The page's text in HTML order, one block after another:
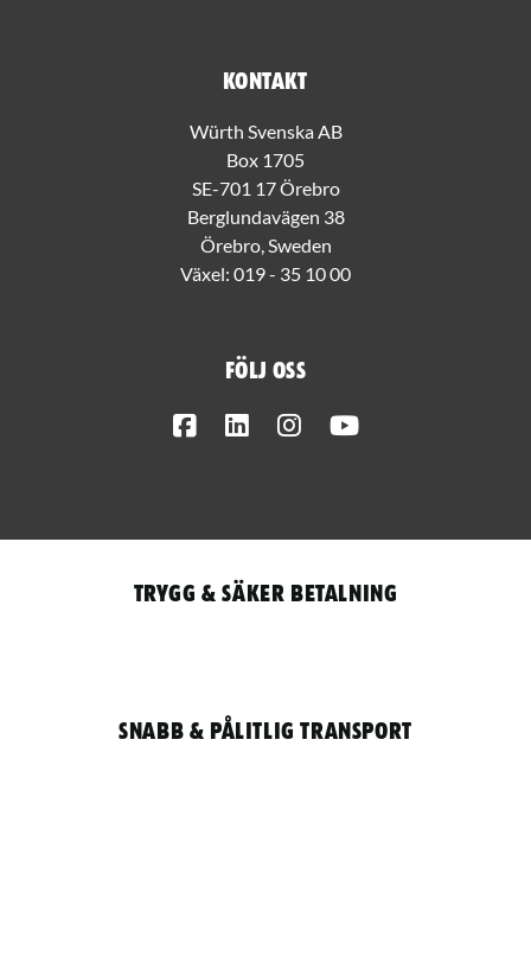
Kontakt
Würth Svenska AB
Box 1705
SE-701 17 Örebro
Berglundavägen 38
Örebro, Sweden
Växel: 019 - 35 10 00
Följ oss
FacebookLinkedInInstagram
Trygg & säker betalning
Snabb & pålitlig transport